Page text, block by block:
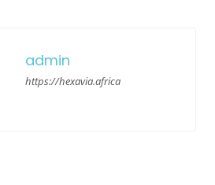
admin
https://hexavia.africa